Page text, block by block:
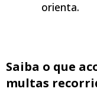
orienta.
Saiba o que
multas